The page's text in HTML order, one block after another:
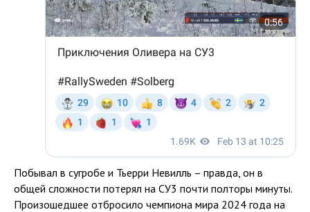
Побывал в сугробе и Тьерри Невилль – правда, он в
общей сложности потерял на СУ3 почти полторы минуты.
Произошедшее отбросило чемпиона мира 2024 года на